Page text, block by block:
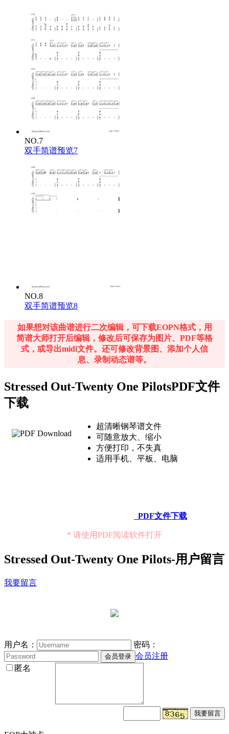
NO.7
双手简谱预览7
NO.8
双手简谱预览8
如果想对该曲谱进行二次编辑，可下载EOPN格式，用
简谱大师打开后编辑，修改后可保存为图片、PDF等格
式，或导出midi文件。还可修改背景图、添加个人信
息、录制动态谱等。
Stressed Out-Twenty One PilotsPDF文件
下载
超清晰钢琴谱文件
可随意放大、缩小
方便打印，不失真
适用手机、平板、电脑
PDF文件下载
* 请使用PDF阅读软件打开
Stressed Out-Twenty One Pilots-用户留言
我要留言
用户名：
密码：
会员注册
匿名